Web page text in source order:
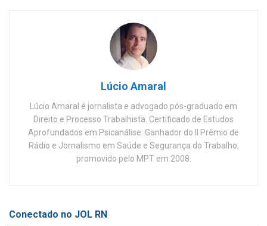
Lúcio Amaral
Lúcio Amaral é jornalista e advogado pós-graduado em
Direito e Processo Trabalhista. Certificado de Estudos
Aprofundados em Psicanálise. Ganhador do II Prêmio de
Rádio e Jornalismo em Saúde e Segurança do Trabalho,
promovido pelo MPT em 2008.
Conectado no JOL RN